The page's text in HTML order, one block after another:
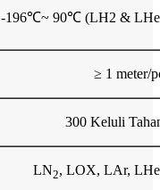
-196℃~ 90℃ (LH2 &
≥ 1 meter/
300 Keluli
LN2, LOX, LAr,